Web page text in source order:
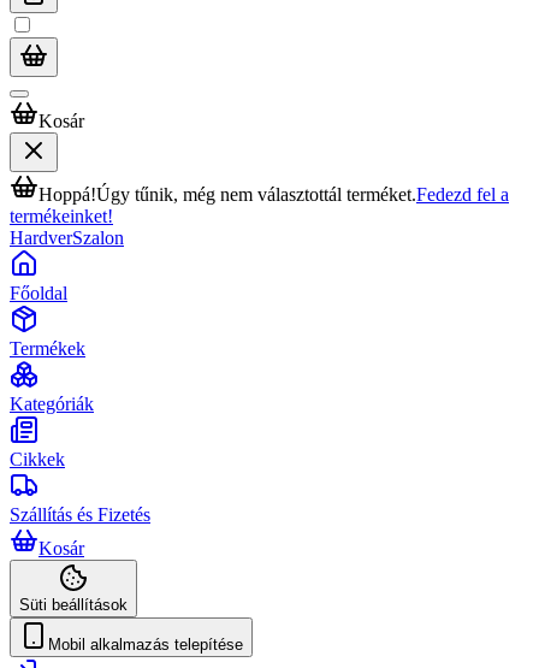
Kosár
Hoppá!Úgy tűnik, még nem választottál terméket.Fedezd fel a
termékeinket!
HardverSzalon
Főoldal
Termékek
Kategóriák
Cikkek
Szállítás és Fizetés
Kosár
Süti beállítások
Mobil alkalmazás telepítése